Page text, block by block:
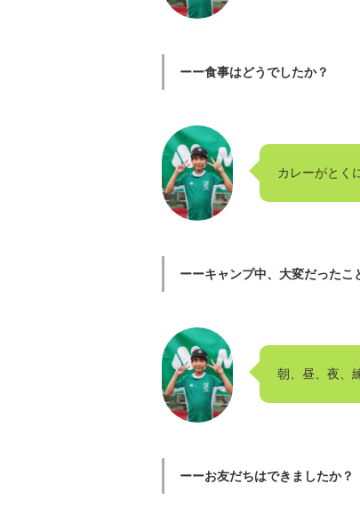
ーー食事はどうでしたか？
カレーがとく
ーーキャンプ中、大変だったこ
朝、昼、夜、
ーーお友だちはできましたか？